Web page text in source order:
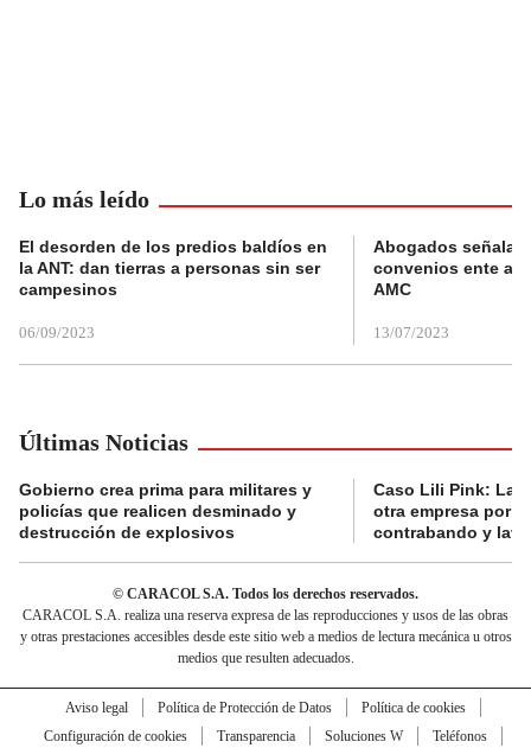
Lo más leído
El desorden de los predios baldíos en
la ANT: dan tierras a personas sin ser
campesinos
06/09/2023
Abogados
convenios ente
AMC
13/07/2023
Últimas Noticias
Gobierno crea prima para militares y
policías que realicen desminado y
destrucción de explosivos
Caso Lili Pink: La
otra empresa por
contrabando y
© CARACOL S.A. Todos los derechos reservados.
CARACOL S.A. realiza una reserva expresa de las reproducciones y usos de las obras
y otras prestaciones accesibles desde este sitio web a medios de lectura mecánica u otros
medios que resulten adecuados.
Aviso legal Política de Protección de Datos
Política de cookies
Configuración de cookies
Transparencia Soluciones W
Teléfonos